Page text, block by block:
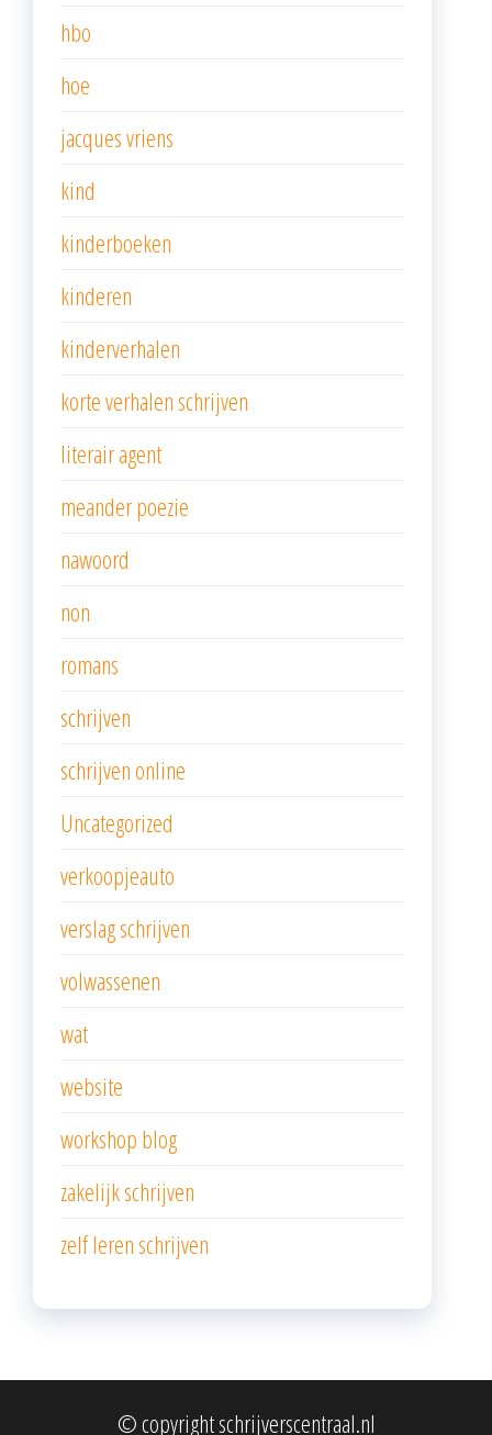
hbo
hoe
jacques vriens
kind
kinderboeken
kinderen
kinderverhalen
korte verhalen schrijven
literair agent
meander poezie
nawoord
non
romans
schrijven
schrijven online
Uncategorized
verkoopjeauto
verslag schrijven
volwassenen
wat
website
workshop blog
zakelijk schrijven
zelf leren schrijven
© copyright schrijverscentraal.nl